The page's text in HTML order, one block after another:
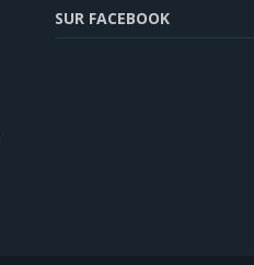
SUR FACEBOOK